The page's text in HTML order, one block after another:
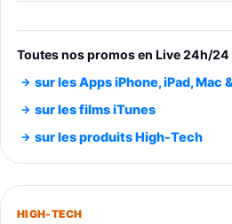
entraénement direct 3
trs/min) avec pre-ampli
Smartphone SAMSUNG
891,99€1199€Fnac (Vendeur
Smartphone
749,99€
Toutes nos promos en Live 24h/24
sur les Apps iPhone, iPad, Mac
sur les films iTunes
sur les produits High-Tech
HIGH-TECH